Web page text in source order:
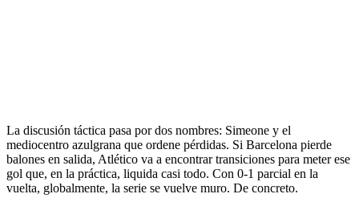
La discusión táctica pasa por dos nombres: Simeone y el
mediocentro azulgrana que ordene pérdidas. Si Barcelona pierde
balones en salida, Atlético va a encontrar transiciones para meter ese
gol que, en la práctica, liquida casi todo. Con 0-1 parcial en la
vuelta, globalmente, la serie se vuelve muro. De concreto.